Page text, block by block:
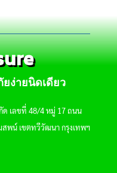
ง่ายนิดเดียว
เลขที่ 48/4 หมู่ 17 ถนน
เขตทวีวัฒนา กรุงเทพฯ